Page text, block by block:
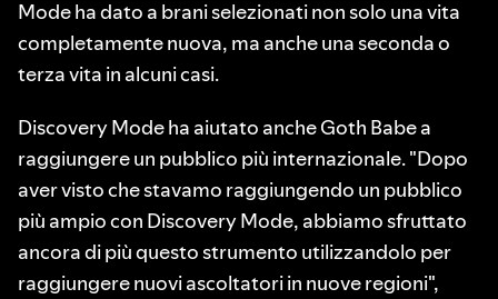
Mode ha dato a brani selezionati non solo una vita
completamente nuova, ma anche una seconda o
terza vita in alcuni casi.
Discovery Mode ha aiutato anche Goth Babe a
raggiungere un pubblico più internazionale. "Dopo
aver visto che stavamo raggiungendo un pubblico
più ampio con Discovery Mode, abbiamo sfruttato
ancora di più questo strumento utilizzandolo per
raggiungere nuovi ascoltatori in nuove regioni",